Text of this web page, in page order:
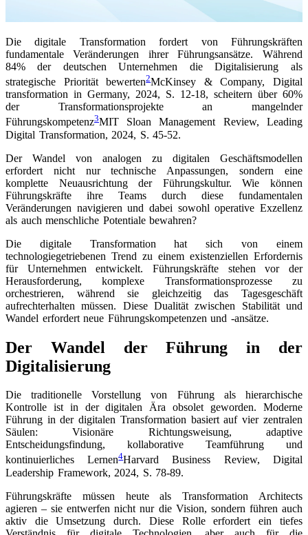
Die digitale Transformation fordert von Führungskräften
fundamentale Veränderungen ihrer Führungsansätze. Während
84% der deutschen Unternehmen die Digitalisierung als
strategische Priorität bewerten2McKinsey & Company, Digital
transformation in Germany, 2024, S. 12-18, scheitern über 60%
der Transformationsprojekte an mangelnder
Führungskompetenz3MIT Sloan Management Review, Leading
Digital Transformation, 2024, S. 45-52.
Der Wandel von analogen zu digitalen Geschäftsmodellen
erfordert nicht nur technische Anpassungen, sondern eine
komplette Neuausrichtung der Führungskultur. Wie können
Führungskräfte ihre Teams durch diese fundamentalen
Veränderungen navigieren und dabei sowohl operative Exzellenz
als auch menschliche Potentiale bewahren?
Die digitale Transformation hat sich von einem
technologiegetriebenen Trend zu einem existenziellen Erfordernis
für Unternehmen entwickelt. Führungskräfte stehen vor der
Herausforderung, komplexe Transformationsprozesse zu
orchestrieren, während sie gleichzeitig das Tagesgeschäft
aufrechterhalten müssen. Diese Dualität zwischen Stabilität und
Wandel erfordert neue Führungskompetenzen und -ansätze.
Der Wandel der Führung in der
Digitalisierung
Die traditionelle Vorstellung von Führung als hierarchische
Kontrolle ist in der digitalen Ära obsolet geworden. Moderne
Führung in der digitalen Transformation basiert auf vier zentralen
Säulen: Visionäre Richtungsweisung, adaptive
Entscheidungsfindung, kollaborative Teamführung und
kontinuierliches Lernen4Harvard Business Review, Digital
Leadership Framework, 2024, S. 78-89.
Führungskräfte müssen heute als Transformation Architects
agieren – sie entwerfen nicht nur die Vision, sondern führen auch
aktiv die Umsetzung durch. Diese Rolle erfordert ein tiefes